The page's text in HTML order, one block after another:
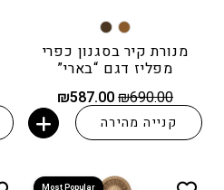
מנורת קיר בסגנון כפרי
מפליז דגם “בארי”
₪690.00 המחיר
המקורי
היה:
₪690.00.
₪587.00 המחיר
הנוכחי
הוא:
₪587.00.
קנייה מהירה